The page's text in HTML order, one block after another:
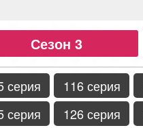
Сезон 3
серия 116 серия
серия 126 серия